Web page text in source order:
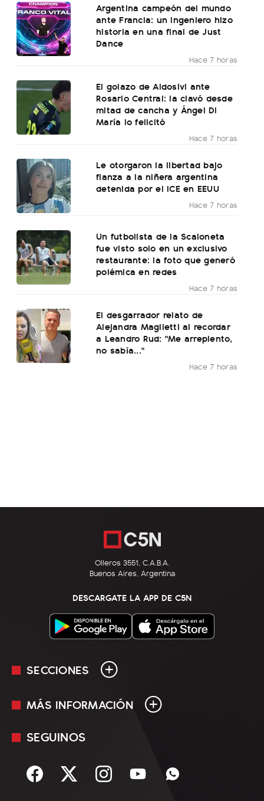
Argentina campeón del mundo
ante Francia: un ingeniero hizo
historia en una final de Just
Dance
Hace 7 horas
El golazo de Aldosivi ante
Rosario Central: la clavó desde
mitad de cancha y Ángel Di
María lo felicitó
Hace 7 horas
Le otorgaron la libertad bajo
fianza a la niñera argentina
detenida por el ICE en EEUU
Hace 7 horas
Un futbolista de la Scaloneta
fue visto solo en un exclusivo
restaurante: la foto que generó
polémica en redes
Hace 7 horas
El desgarrador relato de
Alejandra Maglietti al recordar
a Leandro Rud: "Me arrepiento,
no sabía..."
Hace 7 horas
Olleros 3551, C.A.B.A.
Buenos Aires, Argentina
DESCARGATE LA APP DE C5N
SECCIONES
En Vivo
Sociedad
MÁS INFORMACIÓN
Mediakit
Términos y condiciones
SEGUINOS